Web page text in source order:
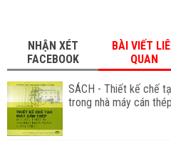
NHẬN XÉT
FACEBOOK
BÀI VIẾT
QUAN
SÁCH - Thiết kế chế
trong nhà máy cán